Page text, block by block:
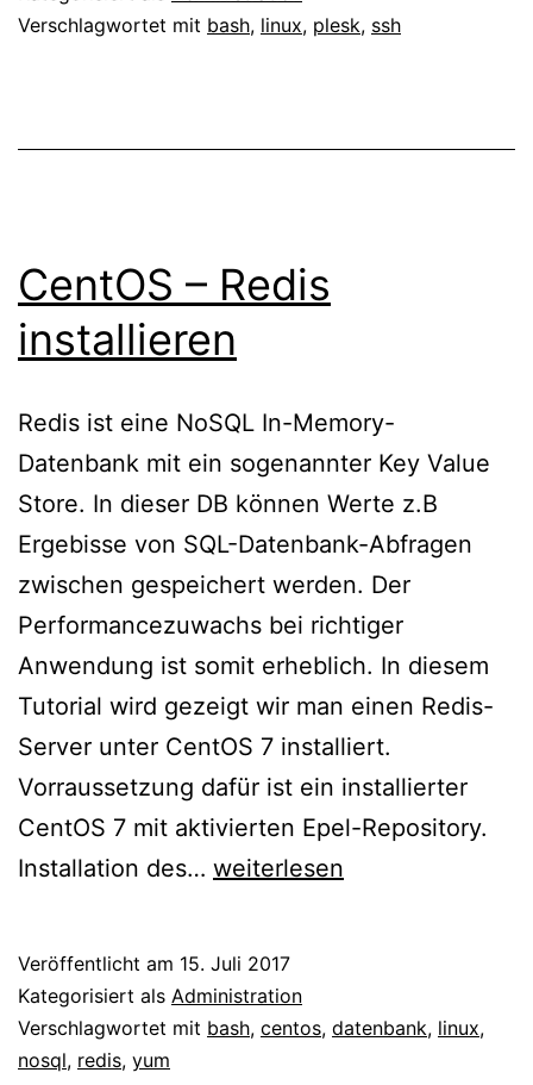
Verschlagwortet mit bash, linux, plesk, ssh
CentOS – Redis
installieren
Redis ist eine NoSQL In-Memory-
Datenbank mit ein sogenannter Key Value
Store. In dieser DB können Werte z.B
Ergebisse von SQL-Datenbank-Abfragen
zwischen gespeichert werden. Der
Performancezuwachs bei richtiger
Anwendung ist somit erheblich. In diesem
Tutorial wird gezeigt wir man einen Redis-
Server unter CentOS 7 installiert.
Vorraussetzung dafür ist ein installierter
CentOS 7 mit aktivierten Epel-Repository.
Installation des… CentOS
installieren
weiterlesen
Veröffentlicht am 15. Juli 2017
Kategorisiert als Administration
Verschlagwortet mit bash, centos, datenbank, linux,
nosql, redis, yum